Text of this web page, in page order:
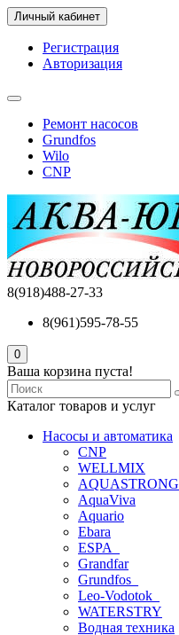
Личный кабинет
Регистрация
Авторизация
Ремонт насосов
Grundfos
Wilo
CNP
8(918)488-27-33
8(961)595-78-55
0
Ваша корзина пуста!
Каталог товаров и услуг
Насосы и автоматика
CNP
WELLMIX
AQUASTRONG
AquaViva
Aquario
Ebara
ESPA_
Grandfar
Grundfos_
Leo-Vodotok_
WATERSTRY
Водная техника